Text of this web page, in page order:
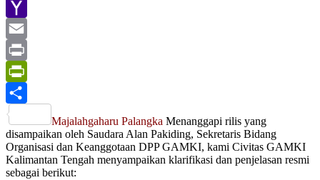
Gmail
Yahoo
Mail
Email
Print
PrintFriendly
Majalahgaharu Palangka Menanggapi rilis yang
disampaikan oleh Saudara Alan Pakiding, Sekretaris Bidang
Organisasi dan Keanggotaan DPP GAMKI, kami Civitas GAMKI
Kalimantan Tengah menyampaikan klarifikasi dan penjelasan resmi
sebagai berikut: